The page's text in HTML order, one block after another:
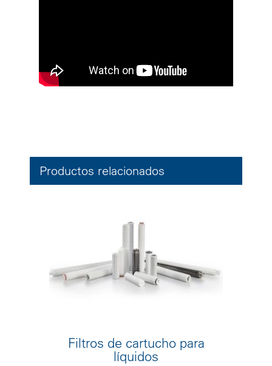
Productos relacionados
Filtros de cartucho para
líquidos